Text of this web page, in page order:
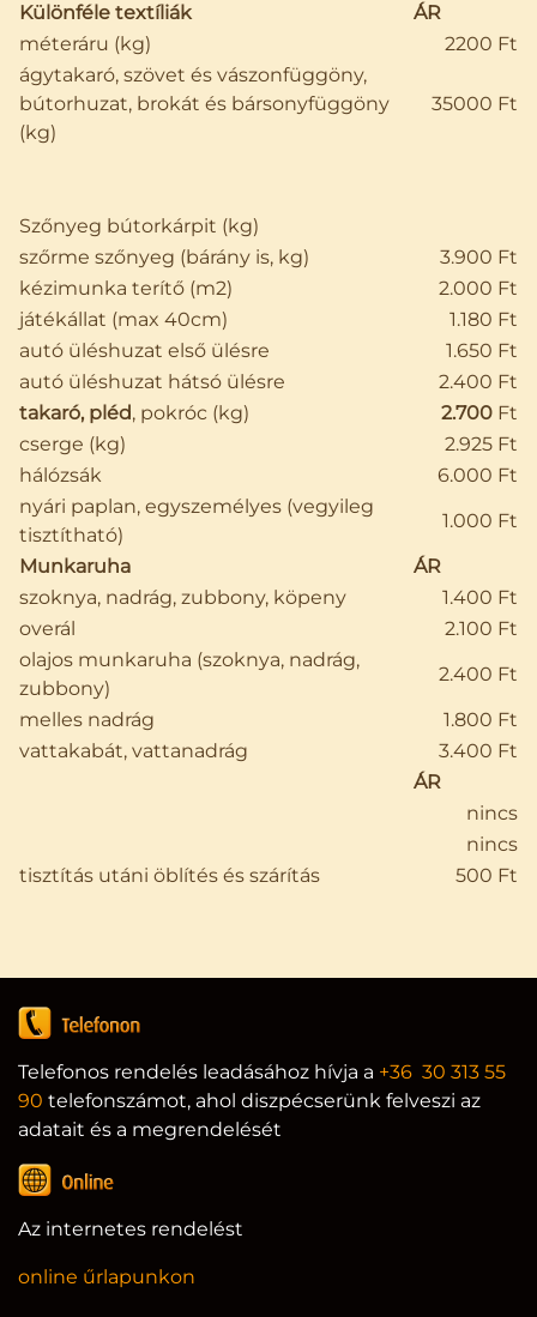
Különféle textíliák
ÁR
méteráru (kg)
2200 Ft
ágytakaró, szövet és vászonfüggöny,
bútorhuzat, brokát és bársonyfüggöny
(kg)
35000 Ft
Szőnyeg bútorkárpit (kg)
szőrme szőnyeg (bárány is, kg)
3.900 Ft
kézimunka terítő (m2)
2.000 Ft
játékállat (max 40cm)
1.180 Ft
autó üléshuzat első ülésre
1.650 Ft
autó üléshuzat hátsó ülésre
2.400 Ft
takaró, pléd, pokróc (kg) 2.700 Ft
cserge (kg)
2.925 Ft
hálózsák
6.000 Ft
nyári paplan, egyszemélyes (vegyileg
tisztítható)
1.000 Ft
Munkaruha
ÁR
szoknya, nadrág, zubbony, köpeny
1.400 Ft
overál
2.100 Ft
olajos munkaruha (szoknya, nadrág,
zubbony)
2.400 Ft
melles nadrág
1.800 Ft
vattakabát, vattanadrág
3.400 Ft
ÁR
nincs
nincs
tisztítás utáni öblítés és szárítás
500 Ft
Telefonos rendelés leadásához hívja a +36 30 313 55
90 telefonszámot, ahol diszpécserünk felveszi az
adatait és a megrendelését
Az internetes rendelést
online űrlapunkon